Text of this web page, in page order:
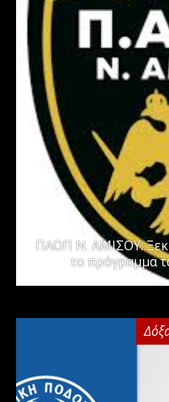
ΠΑΟΠ Ν. ΑΜΙΣΟΥ:
το πρόγραμμα